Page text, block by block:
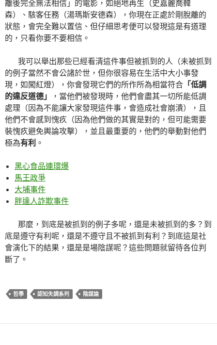
離後完全無法相信」的電影，如絕地再生（史嘉麗喬韓
森）、駭客任務（湯瑪斯安德森），你現在正處於剛脫離的
狀態，會完全難以置信、但仔細思考便可以發現這是有道理
的，只看你要不要相信。
我可以舉出那些已經看清這件事但被抓到的人（未被抓到
的例子當然不會公諸於世，但你很容易在生活中大小事發
現，如闖紅燈），你會發現它們的所作所為相當符合 「低調
的違反道德」
，當他們被發現時，他們會盡其一切所能低調
處理（因為不能讓大家發現這件事，會造成社會崩潰），且
他們不會感到愧疚（因為他們做的其實是對的，但可能需要
裝愧疚避免輿論攻擊），並且最重要的，他們的舉動對他們
極為有利 。
黑心食品連環爆
馬王政爭
大埔事件
胖達人詐欺事件
那麼，到底是被抓到的例子多呢，還是未被抓到的多？到
底是遵守有利呢，還是不遵守且不被抓到有利？到底這是社
會演化下的結果，還是是場陰謀呢？這些問題就留待各位判
斷了。
哲學 認知失調系列 陰謀論